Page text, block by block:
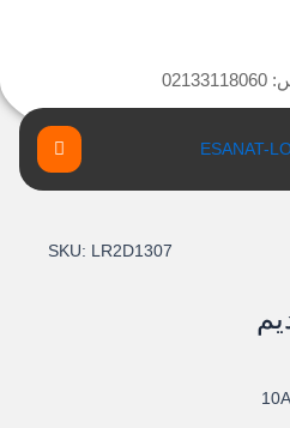
SKU: LR2D1307